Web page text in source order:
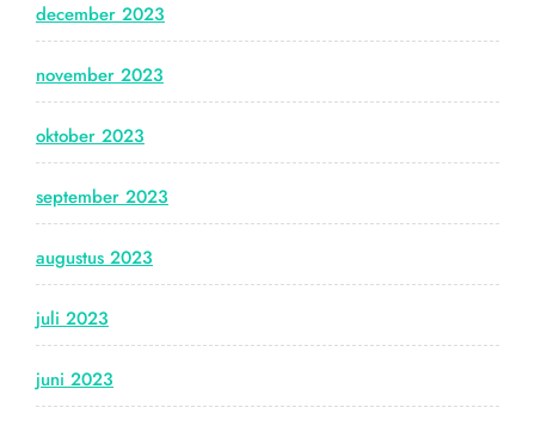
december 2023
november 2023
oktober 2023
september 2023
augustus 2023
juli 2023
juni 2023